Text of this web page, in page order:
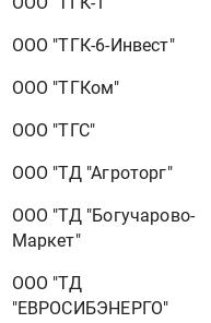
ООО "ТГК-6-Инвест"
ООО "ТГКом"
ООО "ТГС"
ООО "ТД "Агроторг"
ООО "ТД "Богучарово-
Маркет"
ООО "ТД
"ЕВРОСИБЭНЕРГО"